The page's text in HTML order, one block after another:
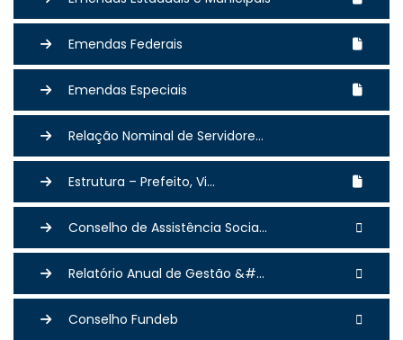
Emendas Federais
Emendas Especiais
Relação Nominal de Servidore...
Estrutura – Prefeito, Vi...
Conselho de Assistência Socia...
Relatório Anual de Gestão &#...
Conselho Fundeb